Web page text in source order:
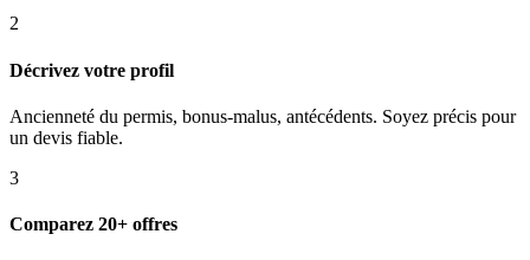
2
Décrivez votre profil
Ancienneté du permis, bonus-malus, antécédents. Soyez précis pour
un devis fiable.
3
Comparez 20+ offres